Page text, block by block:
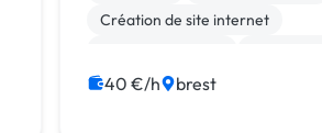
openclassrooms en 2019, j'ai acquis des
Création de site internet
Audio, Video, Multimedia
40 €/h brest